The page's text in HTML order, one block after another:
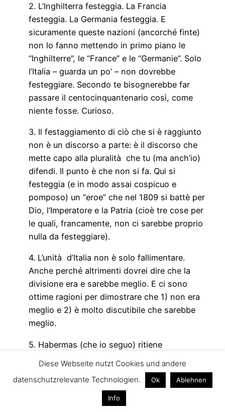
2. L’Inghilterra festeggia. La Francia
festeggia. La Germania festeggia. E
sicuramente queste nazioni (ancorché finte)
non lo fanno mettendo in primo piano le
“Inghilterre”, le “France” e le “Germanie”. Solo
l’Italia – guarda un po’ – non dovrebbe
festeggiare. Secondo te bisognerebbe far
passare il centocinquantenario così, come
niente fosse. Curioso.
3. Il festaggiamento di ciò che si è raggiunto
non è un discorso a parte: è il discorso che
mette capo alla pluralità che tu (ma anch’io)
difendi. Il punto è che non si fa. Qui si
festeggia (e in modo assai cospicuo e
pomposo) un “eroe” che nel 1809 si battè per
Dio, l’Imperatore e la Patria (cioè tre cose per
le quali, francamente, non ci sarebbe proprio
nulla da festeggiare).
4. L’unità d’Italia non è solo fallimentare.
Anche perché altrimenti dovrei dire che la
divisione era e sarebbe meglio. E ci sono
ottime ragioni per dimostrare che 1) non era
meglio e 2) è molto discutibile che sarebbe
meglio.
5. Habermas (che io seguo) ritiene
costituzione in senso post-etnico
(prevalenza dello ius soli sullo ius sanguinis
ecc.). Ma ciò non comporta una “preventiva”
Diese Webseite nutzt Cookies und andere
datenschutzrelevante Technologien.
Ok Ablehnen
Info